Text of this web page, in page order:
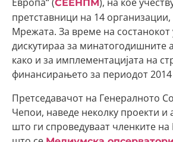
СЕЕНПМ
претставници на 14
Мрежата. За време на состанокот
дискутираа за минатогодишните
како и за имплементацијата на
финансирањето за периодот 2014
Претседавачот на Генералното
Чепои, наведе неколку проекти и
што ги спроведуваат членките